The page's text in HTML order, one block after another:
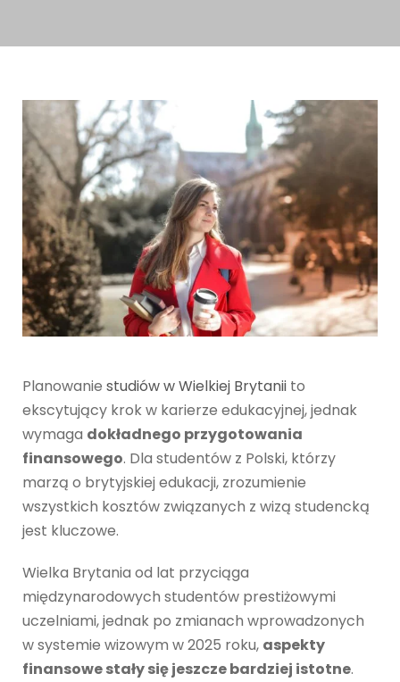
Planowanie studiów w Wielkiej Brytanii to
ekscytujący krok w karierze edukacyjnej, jednak
wymaga dokładnego przygotowania
finansowego. Dla studentów z Polski, którzy
marzą o brytyjskiej edukacji, zrozumienie
wszystkich kosztów związanych z wizą studencką
jest kluczowe.
Wielka Brytania od lat przyciąga
międzynarodowych studentów prestiżowymi
uczelniami, jednak po zmianach wprowadzonych
w systemie wizowym w 2025 roku, aspekty
finansowe stały się jeszcze bardziej istotne.